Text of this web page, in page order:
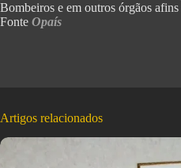
Bombeiros e em outros órgãos
Fonte Opaís
Artigos relacionados